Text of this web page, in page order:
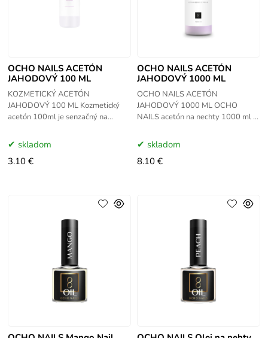
OCHO NAILS ACETÓN
JAHODOVÝ 100 ML
KOZMETICKÝ ACETÓN
JAHODOVÝ 100 ML Kozmetický
acetón 100ml je senzačný na
okamžite rozpustí akrylové farby a
tipy, čo vám
skladom
3.10 €
OCHO NAILS ACETÓN
JAHODOVÝ 1000 ML
OCHO NAILS ACETÓN
JAHODOVÝ 1000 ML OCHO
NAILS acetón na nechty 1000 ml je
hybridných lakov, okamžite
rozpustí akrylové farby a tipy,
skladom
8.10 €